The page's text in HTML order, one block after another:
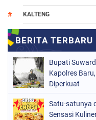
KALTENG
NASIONAL
ORGANISASI
PERISTIWA
POLITIK
Bupati
Kapolres
Diperkuat
Satu-satunya
Sensasi